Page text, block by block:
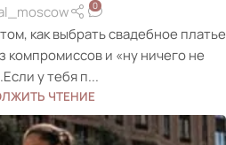
0
как выбрать свадебное платье
компромиссов и «ну ничего не
у тебя п...
ЧТЕНИЕ